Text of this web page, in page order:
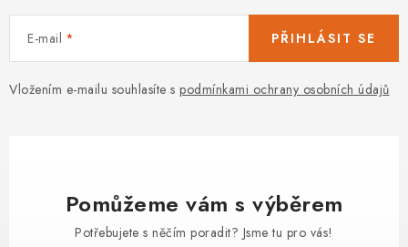
E-mail
Vložením e-mailu souhlasíte s podmínkami ochrany osobních údajů
PŘIHLÁSIT SE
Pomůžeme vám s výběrem
Potřebujete s něčím poradit? Jsme tu pro vás!